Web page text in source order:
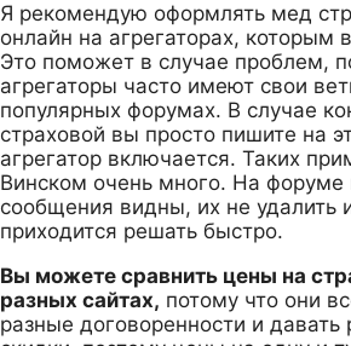
Я рекомендую оформлять мед
онлайн на агрегаторах, которым
Это поможет в случае проблем,
агрегаторы часто имеют свои
популярных форумах. В случае
страховой вы просто пишите на
агрегатор включается. Таких
Винском очень много. На форуме
сообщения видны, их не удалить
приходится решать быстро.
Вы можете сравнить цены на
разных сайтах, потому что они
разные договоренности и давать